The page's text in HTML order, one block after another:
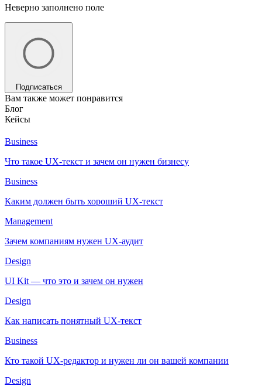
Неверно заполнено поле
Подписаться
Вам также может понравится
Блог
Кейсы
Business
Что такое UX-текст и зачем он нужен бизнесу
Business
Каким должен быть хороший UX-текст
Management
Зачем компаниям нужен UX-аудит
Design
UI Kit — что это и зачем он нужен
Design
Как написать понятный UX-текст
Business
Кто такой UX-редактор и нужен ли он вашей компании
Design